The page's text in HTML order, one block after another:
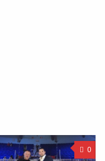
0